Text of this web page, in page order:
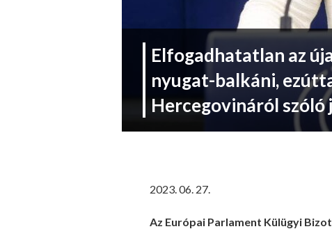
Elfogadhatatlan az
nyugat-balkáni,
Hercegovináról szóló
2023. 06. 27.
Az Európai Parlament Külügyi